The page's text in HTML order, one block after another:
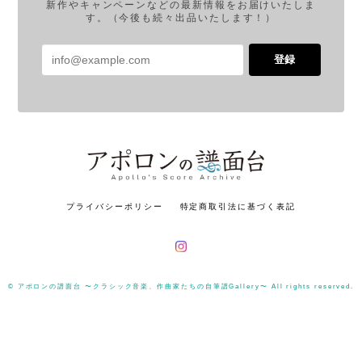
新作やキャンペーンなどの最新情報をお届けいたしま
す。（今後も続々出品いたします！）
登録
プライバシーポリシー 特定商取引法に基づく表記
© アポロンの譜面台 〜クラシック音楽、作曲家たちの自筆譜Gallery〜 All rights reserved.